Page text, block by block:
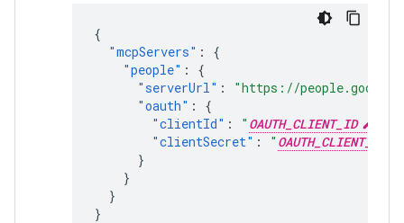
{
"mcpServers" :
{
"people" :
{
"serverUrl" :
"https://
"oauth" :
{
"clientId" : " OAUTH_CLIENT_ID
"clientSecret" : "
}
}
}
}